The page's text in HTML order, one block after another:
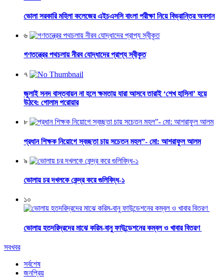
ভোলা সরকারি মহিলা কলেজের এইচএসসি বাংলা পরীক্ষা নিয়ে বিভ্রান্তির অবসান
৬
গণতন্ত্রের পথচলায় নীরব যোদ্ধাদের প্রাপ্য স্বীকৃত
৭
জুলাই সনদ বাস্তবায়ন না হলে ক্ষমতায় যারা আসবে তারাই ‘শেখ হাসিনা’ হয়ে
উঠবে: গোলাম পরোয়ার
৮
প্রধান শিক্ষক নিয়োগে স্বচ্ছতা চায় সচেতন মহল”- মো: আশরাফুল আলম
৯
ভোলায় চর দখলকে কেন্দ্র করে গুলিবিদ্ধ-১
১০
ভোলায় হতদরিদ্রদের মাঝে করিম-বানু ফাউন্ডেশনের কম্বল ও খাবার বিতরণ
সবখবর
সর্বশেষ
জনপ্রিয়